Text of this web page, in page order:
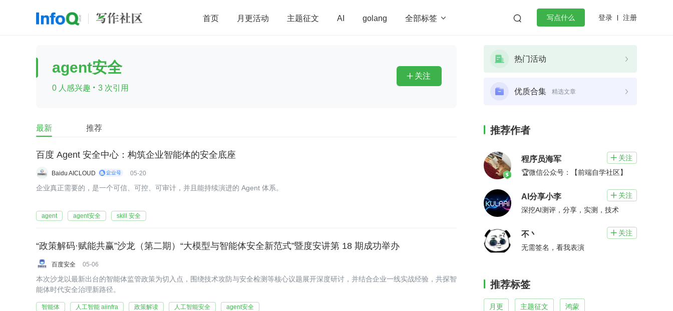
首页 月更活动 主题征文 AI golang 全部标签   写点什么 登录 注册
前端 AI 大数据 redis
查看更多
agent安全
0 人感兴趣 · 3 次引用
 关注
最新 推荐
百度 Agent 安全中心：构筑企业智能体的安全底座
Baidu AICLOUD 05-20
企业真正需要的，是一个可信、可控、可审计，并且能持续演进的 Agent 体系。
agent agent安全 skill 安全
“政策解码·赋能共赢”沙龙（第二期）“大模型与智能体安全新范式”暨度安讲第 18 期成功举办
百度安全 05-06
本次沙龙以最新出台的智能体监管政策为切入点，围绕技术攻防与安全检测等核心议题展开深度研讨，并结合企业一线实战经验，共探智
能体时代安全治理新路径。
智能体 人工智能 aiinfra 政策解读 人工智能安全 agent安全
热门活动
优质合集 精选文章
推荐作者
程序员海军  关注
🏆微信公众号：【前端自学社区】
AI分享小李  关注
深挖AI测评，分享，实测，技术
不丶  关注
无需签名，看我表演
推荐标签
月更 主题征文 鸿蒙